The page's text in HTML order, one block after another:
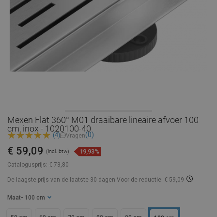
Mexen Flat 360° M01 draaibare lineaire afvoer 100
cm, inox - 1020100-40
(4) Vragen(0)
Catalogusprijs: € 73,80
€ 59,09 (incl. btw) 19,93%
De laagste prijs van de laatste 30 dagen Voor de reductie: € 59,09
Maat - 100 cm